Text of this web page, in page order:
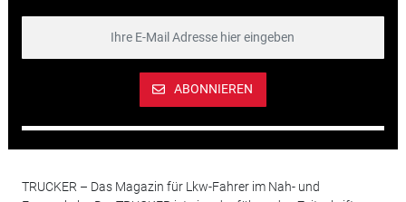
ABONNIEREN
TRUCKER – Das Magazin für Lkw-Fahrer im Nah- und